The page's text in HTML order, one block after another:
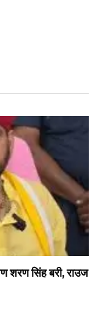
शरण सिंह बरी, राउज